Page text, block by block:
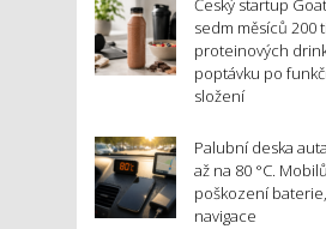
Český startup
sedm měsíců 200
proteinových
poptávku po
složení
Palubní deska
až na 80 °C.
poškození
navigace